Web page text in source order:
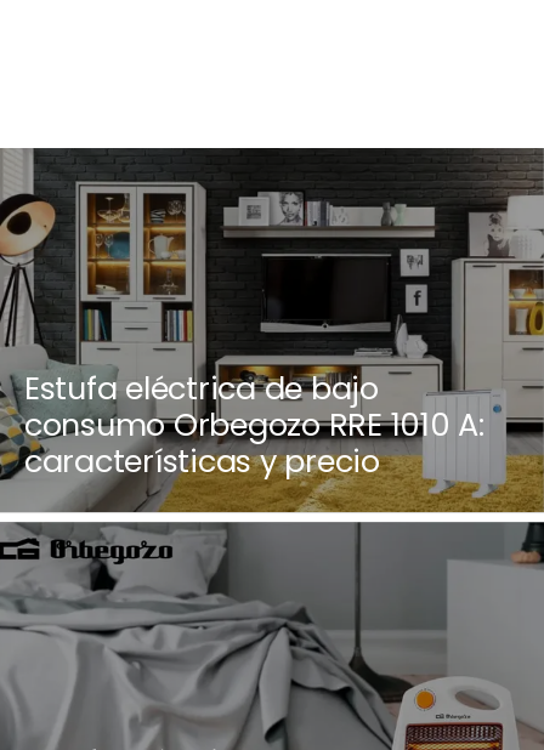
Estufa eléctrica de bajo
consumo Orbegozo RRE 1010 A:
características y precio